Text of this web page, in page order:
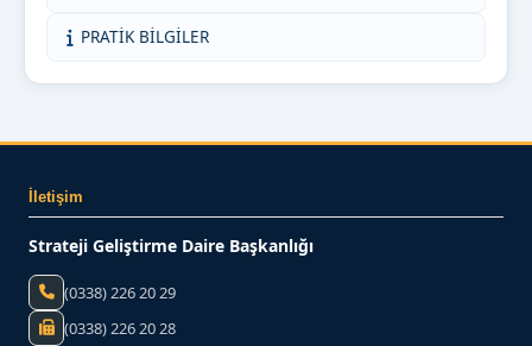
PRATİK BİLGİLER
İletişim
Strateji Geliştirme Daire Başkanlığı
(0338) 226 20 29
(0338) 226 20 28